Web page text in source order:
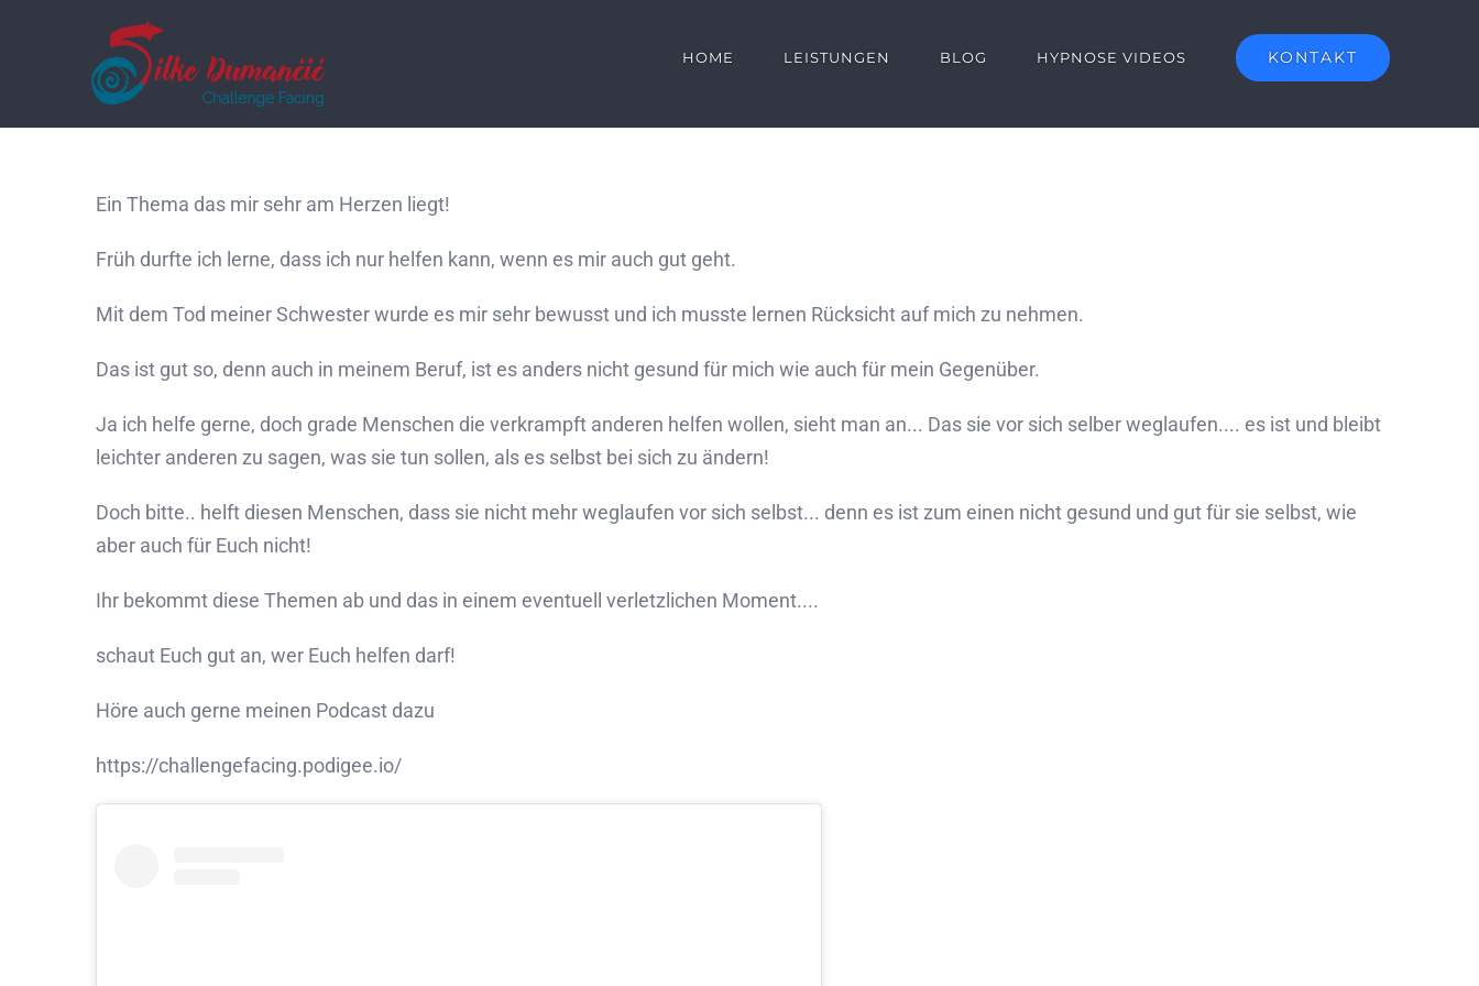
HOME LEISTUNGEN BLOG HYPNOSE VIDEOS KONTAKT
Ein Thema das mir sehr am Herzen liegt!
Früh durfte ich lerne, dass ich nur helfen kann, wenn es mir auch gut geht.
Mit dem Tod meiner Schwester wurde es mir sehr bewusst und ich musste lernen Rücksicht auf mich zu nehmen.
Das ist gut so, denn auch in meinem Beruf, ist es anders nicht gesund für mich wie auch für mein Gegenüber.
Ja ich helfe gerne, doch grade Menschen die verkrampft anderen helfen wollen, sieht man an... Das sie vor sich selber weglaufen.... es ist und bleibt
leichter anderen zu sagen, was sie tun sollen, als es selbst bei sich zu ändern!
Doch bitte.. helft diesen Menschen, dass sie nicht mehr weglaufen vor sich selbst... denn es ist zum einen nicht gesund und gut für sie selbst, wie
aber auch für Euch nicht!
Ihr bekommt diese Themen ab und das in einem eventuell verletzlichen Moment....
schaut Euch gut an, wer Euch helfen darf!
Höre auch gerne meinen Podcast dazu
https://challengefacing.podigee.io/